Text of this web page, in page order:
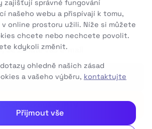
cenu199 99 Kčměsíčně.
zadáte váš e-mail
zajišťují správné fungování
našeho webu a přispívají k tomu,
online prostoru užili. Níže si můžete
chcete nebo nechcete povolit.
kdykoli změnit.
ohledně našich zásad
a vašeho výběru, kontaktujte
Přijmout vše